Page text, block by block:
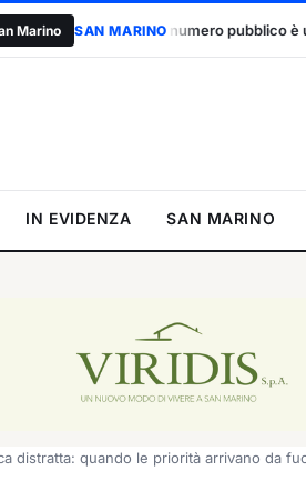
Marino SAN MARINO
numero pubblico è una bocciatura: due
IN EVIDENZA SAN MARINO
distratta: quando le priorità arrivano da